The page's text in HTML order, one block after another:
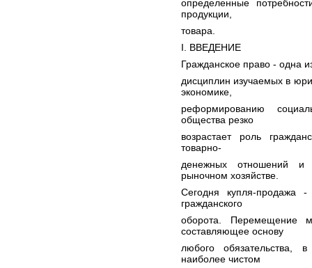
определенные
продукции,
товара.
I. ВВЕДЕНИЕ
Гражданское право - одна
дисциплин изучаемых в
экономике,
реформированию
общества резко
возрастает роль
товарно-
денежных отношений и
рыночном хозяйстве.
Сегодня купля-продажа
гражданского
оборота. Перемещение
составляющее основу
любого обязательства,
наиболее чистом